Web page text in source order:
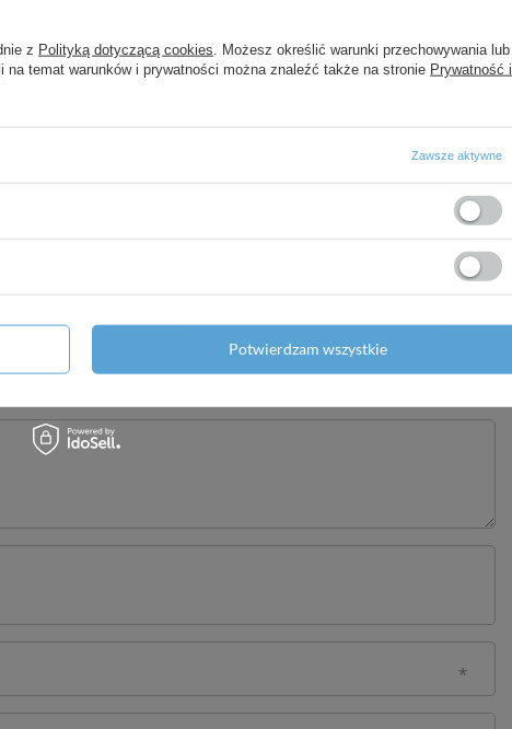
Masz pytania?
5/5
z Polityką dotyczącą cookies . Możesz określić warunki przechowywania lub
temat warunków i prywatności można znaleźć także na stronie Prywatność i
Zawsze aktywne
Potwierdzam wszystkie